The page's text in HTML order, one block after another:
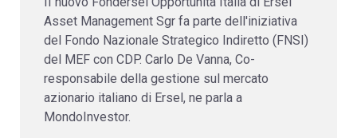
Asset Management Sgr fa parte dell'iniziativa
del Fondo Nazionale Strategico Indiretto (FNSI)
del MEF con CDP. Carlo De Vanna, Co-
responsabile della gestione sul mercato
azionario italiano di Ersel, ne parla a
MondoInvestor.